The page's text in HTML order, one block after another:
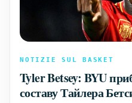
NOTIZIE SUL BASKET
Tyler Betsey: BYU
составу Тайлера